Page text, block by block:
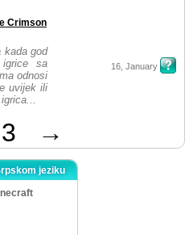
Crimson
kada god
sa
odnosi
uvijek ili
16, January
3 →
jeziku